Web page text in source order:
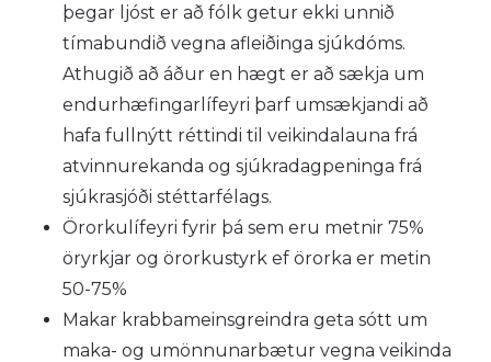
þegar ljóst er að fólk getur ekki unnið
tímabundið vegna afleiðinga sjúkdóms.
Athugið að áður en hægt er að sækja um
endurhæfingarlífeyri þarf umsækjandi að
hafa fullnýtt réttindi til veikindalauna frá
atvinnurekanda og sjúkradagpeninga frá
sjúkrasjóði stéttarfélags.
Örorkulífeyri fyrir þá sem eru metnir 75%
öryrkjar og örorkustyrk ef örorka er metin
50-75%
Makar krabbameinsgreindra geta sótt um
maka- og umönnunarbætur vegna veikinda